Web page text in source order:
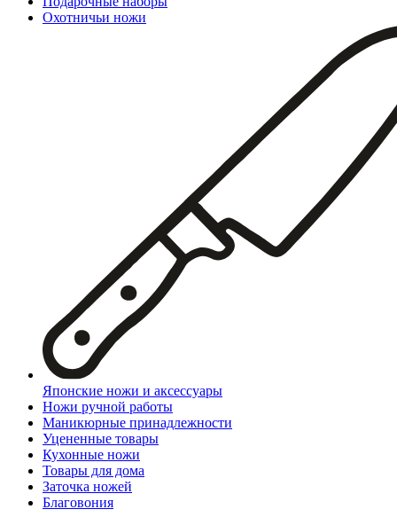
Охотничьи ножи
Японские ножи и аксессуары
Ножи ручной работы
Маникюрные принадлежности
Уцененные товары
Кухонные ножи
Товары для дома
Заточка ножей
Благовония